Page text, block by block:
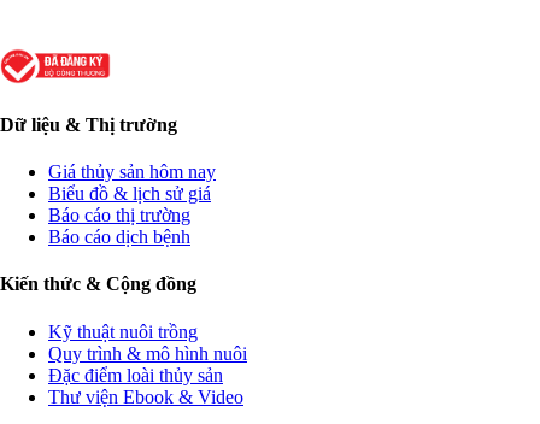
Dữ liệu & Thị trường
Giá thủy sản hôm nay
Biểu đồ & lịch sử giá
Báo cáo thị trường
Báo cáo dịch bệnh
Kiến thức & Cộng đồng
Kỹ thuật nuôi trồng
Quy trình & mô hình nuôi
Đặc điểm loài thủy sản
Thư viện Ebook & Video